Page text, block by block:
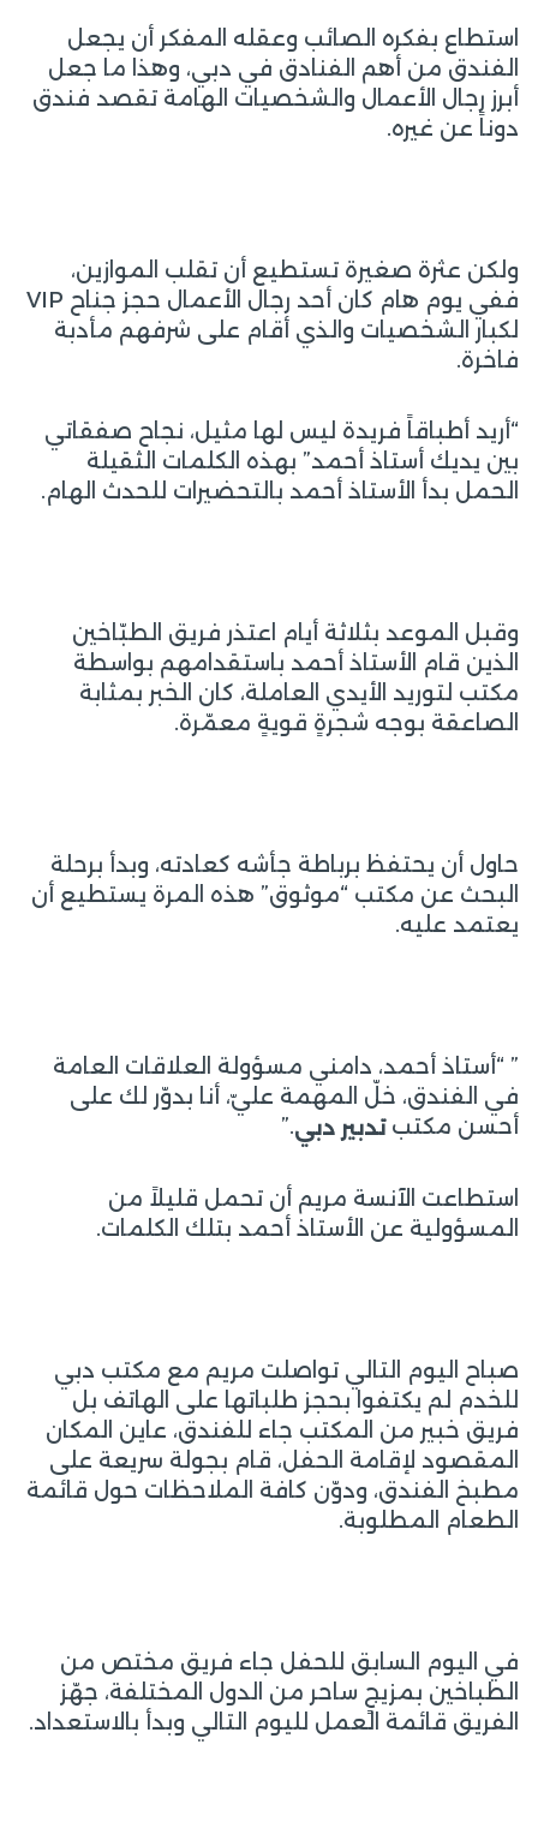
استطاع بفكره الصائب وعقله المفكر أن يجعل
الفندق من أهم الفنادق في دبي، وهذا ما جعل
أبرز رجال الأعمال والشخصيات الهامة تقصد فندق
دوناً عن غيره.
ولكن عثرة صغيرة تستطيع أن تقلب الموازين،
ففي يوم هام كان أحد رجال الأعمال حجز جناح VIP
لكبار الشخصيات والذي أقام على شرفهم مأدبة
فاخرة.
“أريد أطباقاً فريدة ليس لها مثيل، نجاح صفقاتي
بين يديك أستاذ أحمد” بهذه الكلمات الثقيلة
الحمل بدأ الأستاذ أحمد بالتحضيرات للحدث الهام.
وقبل الموعد بثلاثة أيام اعتذر فريق الطبّاخين
الذين قام الأستاذ أحمد باستقدامهم بواسطة
مكتب لتوريد الأيدي العاملة، كان الخبر بمثابة
الصاعقة بوجه شجرةٍ قويةٍ معمّرة.
حاول أن يحتفظ برباطة جأشه كعادته، وبدأ برحلة
البحث عن مكتب “موثوق” هذه المرة يستطيع أن
يعتمد عليه.
” “أستاذ أحمد، دامني مسؤولة العلاقات العامة
في الفندق، خلّ المهمة عليّ، أنا بدوّر لك على
أحسن مكتبتدبير دبي.”
استطاعت الآنسة مريم أن تحمل قليلاً من
المسؤولية عن الأستاذ أحمد بتلك الكلمات.
صباح اليوم التالي تواصلت مريم مع مكتب دبي
للخدم لم يكتفوا بحجز طلباتها على الهاتف بل
فريق خبير من المكتب جاء للفندق، عاين المكان
المقصود لإقامة الحفل، قام بجولة سريعة على
مطبخ الفندق، ودوّن كافة الملاحظات حول قائمة
الطعام المطلوبة.
في اليوم السابق للحفل جاء فريق مختص من
الطباخين بمزيجٍ ساحر من الدول المختلفة، جهّز
الفريق قائمة العمل لليوم التالي وبدأ بالاستعداد.